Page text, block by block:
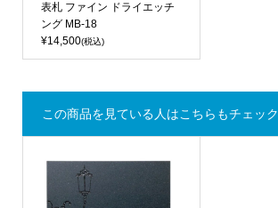
表札 ファイン ドライエッチ
ング MB-18
¥14,500(税込)
この商品を見ている人はこちらもチェック